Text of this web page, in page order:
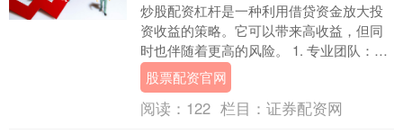
炒股配资杠杆是一种利用借贷资金放大投
资收益的策略。它可以带来高收益，但同
时也伴随着更高的风险。 1. 专业团队：我
们拥有一支经验丰富、技术过硬的团队，
能够为客户....
股票配资官网
阅读： 122 栏目： 证券配资网